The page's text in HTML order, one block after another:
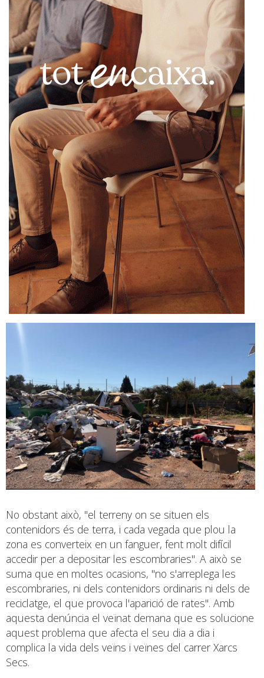
No obstant això, "el terreny on se situen els
contenidors és de terra, i cada vegada que plou la
zona es converteix en un fanguer, fent molt difícil
accedir per a depositar les escombraries". A això se
suma que en moltes ocasions, "no s'arreplega les
escombraries, ni dels contenidors ordinaris ni dels de
reciclatge, el que provoca l'aparició de rates". Amb
aquesta denúncia el veïnat demana que es solucione
aquest problema que afecta el seu dia a dia i
complica la vida dels veïns i veïnes del carrer Xarcs
Secs.